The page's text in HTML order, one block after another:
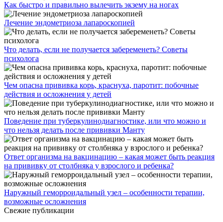
Как быстро и правильно вылечить экзему на ногах
Лечение эндометриоза лапароскопией
Что делать, если не получается забеременеть? Советы
психолога
Чем опасна прививка корь, краснуха, паротит: побочные
действия и осложнения у детей
Поведение при туберкулинодиагностике, или что можно и
что нельзя делать после прививки Манту
Ответ организма на вакцинацию – какая может быть реакция
на прививку от столбняка у взрослого и ребенка?
Наружный геморроидальный узел – особенности терапии,
возможные осложнения
Свежие публикации